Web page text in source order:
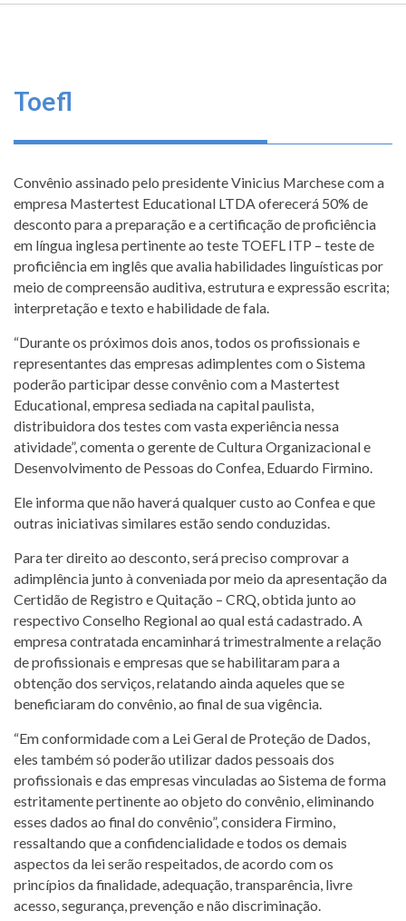
O
Serviços
Informe-
Fale
Conosco
Transparência
e
de
Contas
TRILHA
FEDERAL
Toefl
Convênio assinado pelo presidente Vinicius Marchese com a
empresa Mastertest Educational LTDA oferecerá 50% de
desconto para a preparação e a certificação de proficiência
em língua inglesa pertinente ao teste TOEFL ITP – teste de
proficiência em inglês que avalia habilidades linguísticas por
meio de compreensão auditiva, estrutura e expressão escrita;
interpretação e texto e habilidade de fala.
“Durante os próximos dois anos, todos os profissionais e
representantes das empresas adimplentes com o Sistema
poderão participar desse convênio com a Mastertest
Educational, empresa sediada na capital paulista,
distribuidora dos testes com vasta experiência nessa
atividade”, comenta o gerente de Cultura Organizacional e
Desenvolvimento de Pessoas do Confea, Eduardo Firmino.
Ele informa que não haverá qualquer custo ao Confea e que
outras iniciativas similares estão sendo conduzidas.
Para ter direito ao desconto, será preciso comprovar a
adimplência junto à conveniada por meio da apresentação da
Certidão de Registro e Quitação – CRQ, obtida junto ao
respectivo Conselho Regional ao qual está cadastrado. A
empresa contratada encaminhará trimestralmente a relação
de profissionais e empresas que se habilitaram para a
obtenção dos serviços, relatando ainda aqueles que se
beneficiaram do convênio, ao final de sua vigência.
“Em conformidade com a Lei Geral de Proteção de Dados,
eles também só poderão utilizar dados pessoais dos
profissionais e das empresas vinculadas ao Sistema de forma
estritamente pertinente ao objeto do convênio, eliminando
esses dados ao final do convênio”, considera Firmino,
ressaltando que a confidencialidade e todos os demais
aspectos da lei serão respeitados, de acordo com os
princípios da finalidade, adequação, transparência, livre
acesso, segurança, prevenção e não discriminação.